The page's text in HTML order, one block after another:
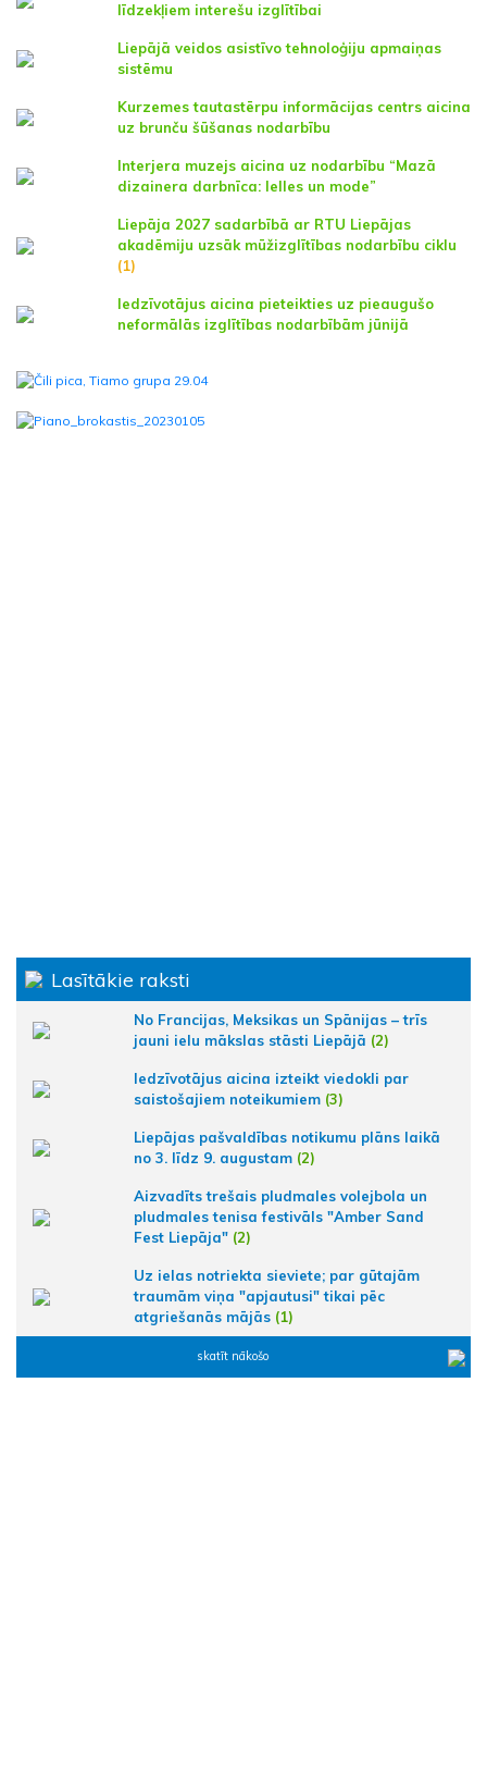
līdzekļiem interešu izglītībai
Liepājā veidos asistīvo tehnoloģiju apmaiņas
sistēmu
Kurzemes tautastērpu informācijas centrs aicina
uz brunču šūšanas nodarbību
Interjera muzejs aicina uz nodarbību “Mazā
dizainera darbnīca: lelles un mode”
Liepāja 2027 sadarbībā ar RTU Liepājas
akadēmiju uzsāk mūžizglītības nodarbību ciklu
(1)
Iedzīvotājus aicina pieteikties uz pieaugušo
neformālās izglītības nodarbībām jūnijā
Lasītākie raksti
No Francijas, Meksikas un Spānijas – trīs
jauni ielu mākslas stāsti Liepājā (2)
Iedzīvotājus aicina izteikt viedokli par
saistošajiem noteikumiem (3)
Liepājas pašvaldības notikumu plāns laikā
no 3. līdz 9. augustam (2)
Aizvadīts trešais pludmales volejbola un
pludmales tenisa festivāls "Amber Sand
Fest Liepāja" (2)
Uz ielas notriekta sieviete; par gūtajām
traumām viņa "apjautusi" tikai pēc
atgriešanās mājās (1)
skatīt nākošo